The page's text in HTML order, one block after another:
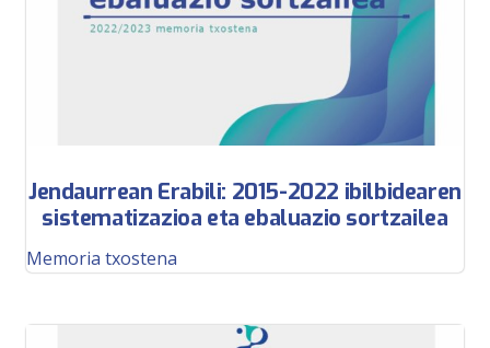
Jendaurrean Erabili: 2015-2022 ibilbidearen
sistematizazioa eta ebaluazio sortzailea
Memoria txostena